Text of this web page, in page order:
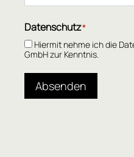
Datenschutz*
Hiermit nehme ich die
GmbH zur Kenntnis.
Absenden